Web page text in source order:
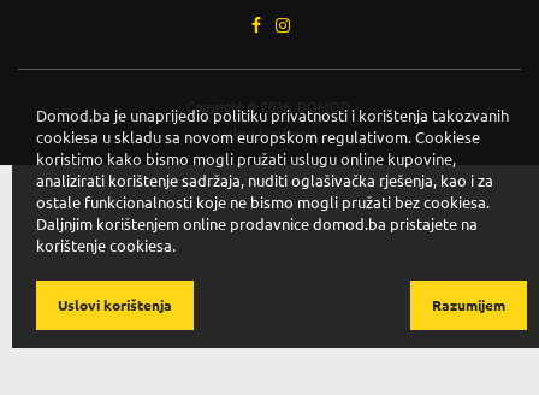
Copyright © 2026. DOMOD.
Uslovi korištenja
Domod.ba je unaprijedio politiku privatnosti i korištenja takozvanih
cookiesa u skladu sa novom europskom regulativom. Cookiese
koristimo kako bismo mogli pružati uslugu online kupovine,
analizirati korištenje sadržaja, nuditi oglašivačka rješenja, kao i za
ostale funkcionalnosti koje ne bismo mogli pružati bez cookiesa.
Daljnjim korištenjem online prodavnice domod.ba pristajete na
korištenje cookiesa.
Razumijem
Uslovi korištenja